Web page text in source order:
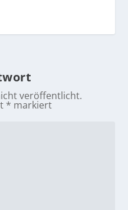
veröffentlicht.
* markiert